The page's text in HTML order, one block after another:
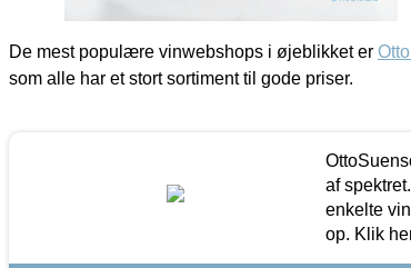
De mest populære vinwebshops i øjeblikket er
som alle har et stort sortiment til gode priser.
af
enkelte
op. Klik